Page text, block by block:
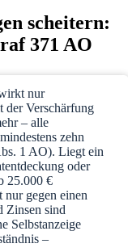
scheitern:
371 AO
nur
der Verschärfung
– alle
zehn
1 AO). Liegt ein
oder
25.000 €
nur gegen einen
Zinsen sind
Selbstanzeige
–